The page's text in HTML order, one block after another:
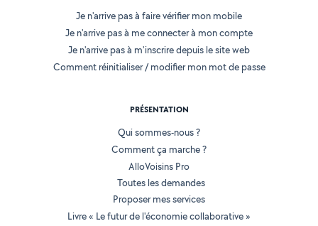
Je n'arrive pas à faire vérifier mon mobile
Je n'arrive pas à me connecter à mon compte
Je n'arrive pas à m'inscrire depuis le site web
Comment réinitialiser / modifier mon mot de passe
PRÉSENTATION
Qui sommes-nous ?
Comment ça marche ?
AlloVoisins Pro
Toutes les demandes
Proposer mes services
Livre « Le futur de l'économie collaborative »